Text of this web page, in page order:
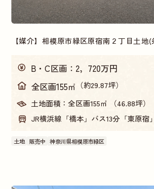
【媒介】相模原市緑区原宿南２丁目土地(
B・C区画：2，720万円
全区画155㎡ （約29.87坪）
土地面積：全区画155㎡ （46.88坪）
JR横浜線「橋本」バス13分「東原宿
土地 販売中 神奈川県相模原市緑区